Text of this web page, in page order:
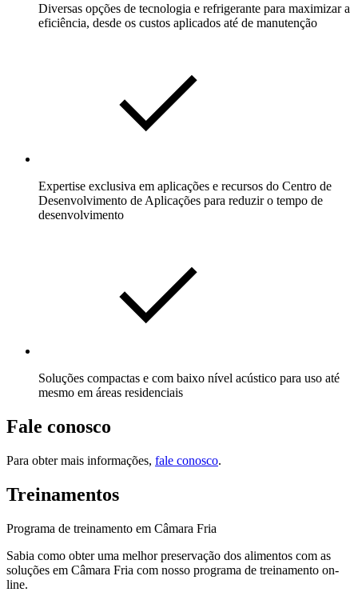
Diversas opções de tecnologia e refrigerante para maximizar a
eficiência, desde os custos aplicados até de manutenção
Expertise exclusiva em aplicações e recursos do Centro de
Desenvolvimento de Aplicações para reduzir o tempo de
desenvolvimento
Soluções compactas e com baixo nível acústico para uso até
mesmo em áreas residenciais
Fale conosco
Para obter mais informações, fale conosco.
Treinamentos
Programa de treinamento em Câmara Fria
Sabia como obter uma melhor preservação dos alimentos com as
soluções em Câmara Fria com nosso programa de treinamento on-
line.